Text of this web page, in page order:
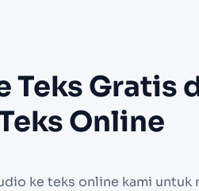
Gratis
Online
ke teks online kami untuk